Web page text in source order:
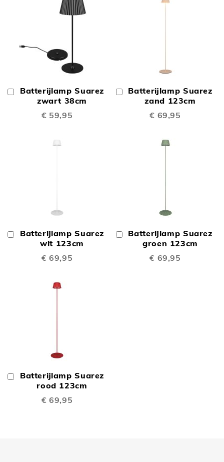
Batterijlamp Suarez
zwart 38cm
€ 59,95
In
Winkelwagen
Batterijlamp Suarez
zand 123cm
€ 69,95
In
Winkelwagen
Batterijlamp Suarez
wit 123cm
€ 69,95
In
Winkelwagen
Batterijlamp Suarez
groen 123cm
€ 69,95
In
Winkelwagen
Batterijlamp Suarez
rood 123cm
€ 69,95
In
Winkelwagen